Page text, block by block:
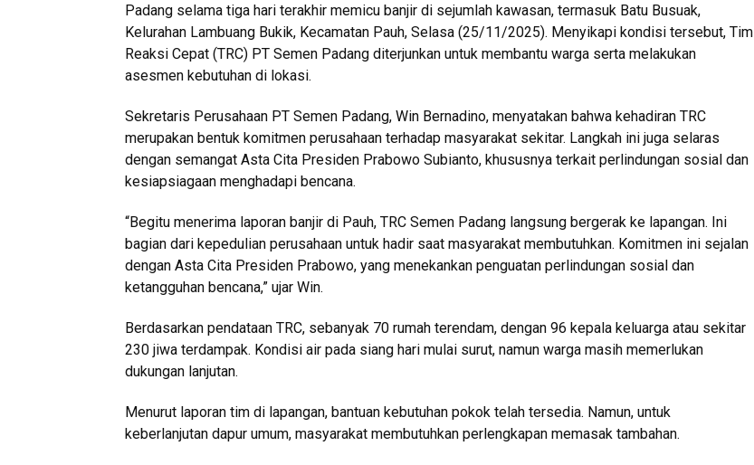
Padang selama tiga hari terakhir memicu banjir di sejumlah kawasan, termasuk Batu Busuak,
Kelurahan Lambuang Bukik, Kecamatan Pauh, Selasa (25/11/2025). Menyikapi kondisi tersebut, Tim
Reaksi Cepat (TRC) PT Semen Padang diterjunkan untuk membantu warga serta melakukan
asesmen kebutuhan di lokasi.
Sekretaris Perusahaan PT Semen Padang, Win Bernadino, menyatakan bahwa kehadiran TRC
merupakan bentuk komitmen perusahaan terhadap masyarakat sekitar. Langkah ini juga selaras
dengan semangat Asta Cita Presiden Prabowo Subianto, khususnya terkait perlindungan sosial dan
kesiapsiagaan menghadapi bencana.
“Begitu menerima laporan banjir di Pauh, TRC Semen Padang langsung bergerak ke lapangan. Ini
bagian dari kepedulian perusahaan untuk hadir saat masyarakat membutuhkan. Komitmen ini sejalan
dengan Asta Cita Presiden Prabowo, yang menekankan penguatan perlindungan sosial dan
ketangguhan bencana,” ujar Win.
Berdasarkan pendataan TRC, sebanyak 70 rumah terendam, dengan 96 kepala keluarga atau sekitar
230 jiwa terdampak. Kondisi air pada siang hari mulai surut, namun warga masih memerlukan
dukungan lanjutan.
Menurut laporan tim di lapangan, bantuan kebutuhan pokok telah tersedia. Namun, untuk
keberlanjutan dapur umum, masyarakat membutuhkan perlengkapan memasak tambahan.